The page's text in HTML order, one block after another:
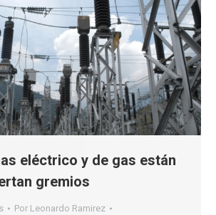
eléctrico y de gas están
gremios
Por Leonardo Ramirez